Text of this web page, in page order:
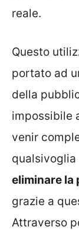
reale.
Questo
portato ad
della
impossibile
venir
eliminare la
grazie a
Attraverso